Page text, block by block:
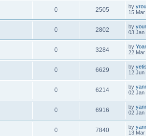
0 2505 by
15
0 2802 by
03 Jan
0 3284 by
22 Mar
0 6629 by
12 Jun
0 6214 by
02 Jan
0 6916 by
02 Jan
0 7840 by
13